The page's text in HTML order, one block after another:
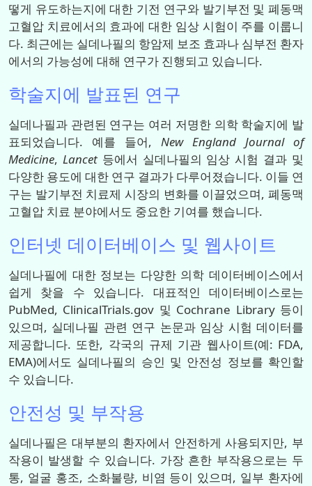
떻게 유도하는지에 대한 기전 연구와 발기부전 및 폐동맥
고혈압 치료에서의 효과에 대한 임상 시험이 주를 이룹니
다. 최근에는 실데나필의 항암제 보조 효과나 심부전 환자
에서의 가능성에 대해 연구가 진행되고 있습니다.
학술지에 발표된 연구
실데나필과 관련된 연구는 여러 저명한 의학 학술지에 발
표되었습니다. 예를 들어, New England Journal of
Medicine, Lancet등에서 실데나필의 임상 시험 결과 및
다양한 용도에 대한 연구 결과가 다루어졌습니다. 이들 연
구는 발기부전 치료제 시장의 변화를 이끌었으며, 폐동맥
고혈압 치료 분야에서도 중요한 기여를 했습니다.
인터넷 데이터베이스 및 웹사이트
실데나필에 대한 정보는 다양한 의학 데이터베이스에서
쉽게 찾을 수 있습니다. 대표적인 데이터베이스로는
PubMed, ClinicalTrials.gov 및 Cochrane Library 등이
있으며, 실데나필 관련 연구 논문과 임상 시험 데이터를
제공합니다. 또한, 각국의 규제 기관 웹사이트(예: FDA,
EMA)에서도 실데나필의 승인 및 안전성 정보를 확인할
수 있습니다.
안전성 및 부작용
실데나필은 대부분의 환자에서 안전하게 사용되지만, 부
작용이 발생할 수 있습니다. 가장 흔한 부작용으로는 두
통, 얼굴 홍조, 소화불량, 비염 등이 있으며, 일부 환자에